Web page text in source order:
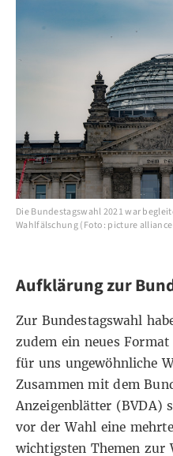
Die Bundestagswahl 2021 war
Wahlfälschung (Foto: picture alliance
Aufklärung zur
Zur Bundestagswahl
zudem ein neues
für uns ungewöhnliche
Zusammen mit dem
Anzeigenblätter (BVDA)
vor der Wahl eine
wichtigsten Themen zur